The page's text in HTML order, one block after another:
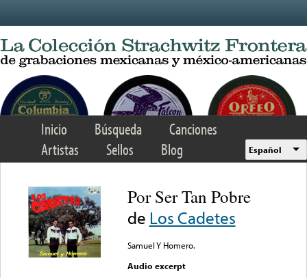
Inicio Búsqueda
Canciones
Artistas
Sellos Blog Español
Por Ser Tan Pobre
de Los Cadetes
Samuel Y Homero.
Audio excerpt